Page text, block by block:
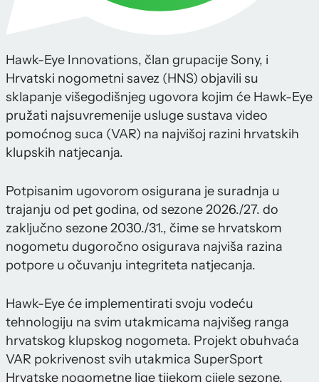
Hawk-Eye Innovations, član grupacije Sony, i
Hrvatski nogometni savez (HNS) objavili su
sklapanje višegodišnjeg ugovora kojim će Hawk-Eye
pružati najsuvremenije usluge sustava video
pomoćnog suca (VAR) na najvišoj razini hrvatskih
klupskih natjecanja.
Potpisanim ugovorom osigurana je suradnja u
trajanju od pet godina, od sezone 2026./27. do
zaključno sezone 2030./31., čime se hrvatskom
nogometu dugoročno osigurava najviša razina
potpore u očuvanju integriteta natjecanja.
Hawk-Eye će implementirati svoju vodeću
tehnologiju na svim utakmicama najvišeg ranga
hrvatskog klupskog nogometa. Projekt obuhvaća
VAR pokrivenost svih utakmica SuperSport
Hrvatske nogometne lige tijekom cijele sezone,